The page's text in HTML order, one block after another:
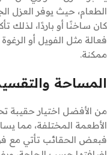
الطعام، حيث يوفر العزل
كان ساخنًا أو باردًا، لذلك
فعالة مثل الفويل أو
ممكنة.
المساحة
من الأفضل اختيار حقيبة
الأطعمة المختلفة، مما
فبعض الحقائب تأتي مع